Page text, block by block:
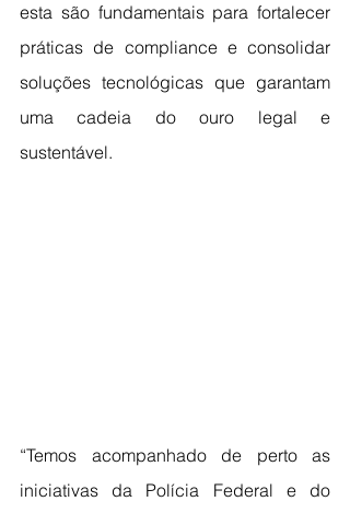
esta são fundamentais para fortalecer
práticas de compliance e consolidar
soluções tecnológicas que garantam
uma cadeia do ouro legal e
sustentável.
“Temos acompanhado de perto as
iniciativas da Polícia Federal e do